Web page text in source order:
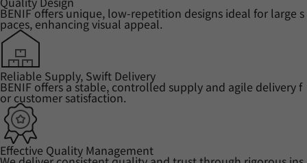
BENIF offers unique, low-repetition designs ideal for large s
paces, enhancing visual appeal.
Reliable Supply, Swift Delivery
BENIF offers a stable, controlled supply and agile delivery f
or customer satisfaction.
Effective Quality Management